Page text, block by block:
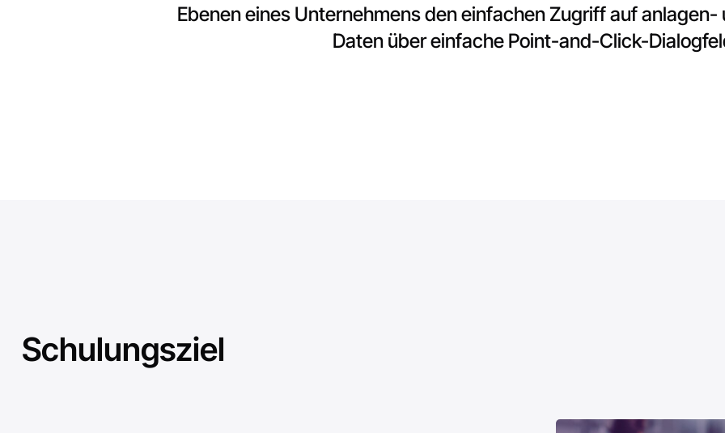
Ebenen eines Unternehmens den einfachen Zugriff auf
Daten über einfache Point-and-Click-
Schulungsziel